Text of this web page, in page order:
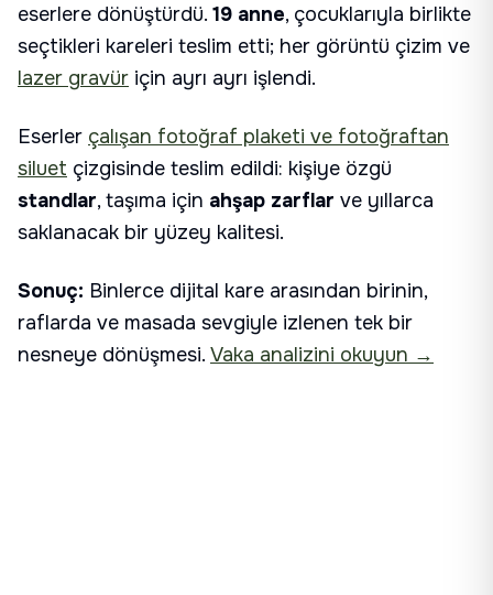
eserlere dönüştürdü. 19 anne, çocuklarıyla birlikte
seçtikleri kareleri teslim etti; her görüntü çizim ve
lazer gravür için ayrı ayrı işlendi.
Eserler çalışan fotoğraf plaketi ve fotoğraftan
siluet çizgisinde teslim edildi: kişiye özgü
standlar, taşıma için ahşap zarflar ve yıllarca
saklanacak bir yüzey kalitesi.
Sonuç: Binlerce dijital kare arasından birinin,
raflarda ve masada sevgiyle izlenen tek bir
nesneye dönüşmesi. Vaka analizini okuyun →